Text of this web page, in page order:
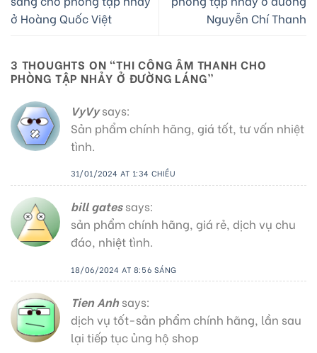
ở Hoàng Quốc Việt
Nguyễn Chí Thanh
3 THOUGHTS ON “THI CÔNG ÂM THANH CHO
PHÒNG TẬP NHẢY Ở ĐƯỜNG LÁNG”
VyVy says:
Sản phẩm chính hãng, giá tốt, tư vấn nhiệt
tình.
31/01/2024 AT 1:34 CHIỀU
bill gates says:
sản phẩm chính hãng, giá rẻ, dịch vụ chu
đáo, nhiệt tình.
18/06/2024 AT 8:56 SÁNG
Tien Anh says:
dịch vụ tốt-sản phẩm chính hãng, lần sau
lại tiếp tục ủng hộ shop